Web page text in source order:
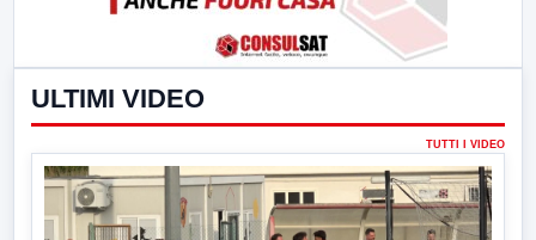
ULTIMI VIDEO
TUTTI I VIDEO